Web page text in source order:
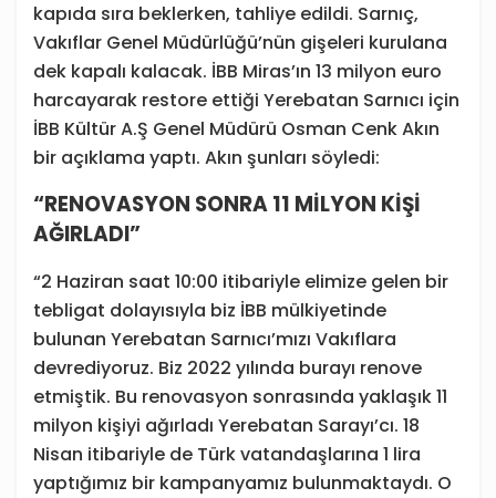
kapıda sıra beklerken, tahliye edildi. Sarnıç,
Vakıflar Genel Müdürlüğü’nün gişeleri kurulana
dek kapalı kalacak. İBB Miras’ın 13 milyon euro
harcayarak restore ettiği Yerebatan Sarnıcı için
İBB Kültür A.Ş Genel Müdürü Osman Cenk Akın
bir açıklama yaptı. Akın şunları söyledi:
“RENOVASYON SONRA 11 MİLYON KİŞİ
AĞIRLADI”
“2 Haziran saat 10:00 itibariyle elimize gelen bir
tebligat dolayısıyla biz İBB mülkiyetinde
bulunan Yerebatan Sarnıcı’mızı Vakıflara
devrediyoruz. Biz 2022 yılında burayı renove
etmiştik. Bu renovasyon sonrasında yaklaşık 11
milyon kişiyi ağırladı Yerebatan Sarayı’cı. 18
Nisan itibariyle de Türk vatandaşlarına 1 lira
yaptığımız bir kampanyamız bulunmaktaydı. O